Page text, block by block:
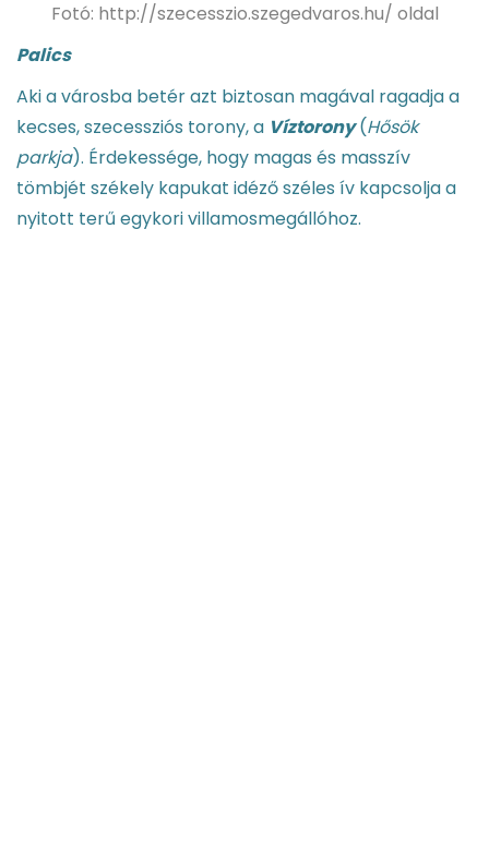
Fotó: http://szecesszio.szegedvaros.hu/ oldal
Palics
Aki a városba betér azt biztosan magával ragadja a
kecses, szecessziós torony, a Víztorony(Hősök
parkja). Érdekessége, hogy magas és masszív
tömbjét székely kapukat idéző széles ív kapcsolja a
nyitott terű egykori villamosmegállóhoz.